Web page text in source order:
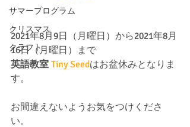
サマープログラム
クリスマス
クラフト
2021年8月9日（月曜日）から2021年8月
16日（月曜日）まで
英語教室 Tiny Seedはお盆休みとなりま
す。
お間違えないようお気をつけくださ
い。